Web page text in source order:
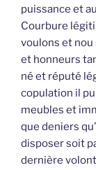
puissance et
Courbure
voulons et
et honneurs
né et réputé
copulation il
meubles et
que deniers
disposer soit
dernière